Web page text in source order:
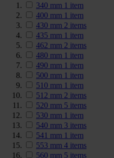
340 mm 1 item
400 mm 1 item
430 mm 2 items
435 mm 1 item
462 mm 2 items
480 mm 1 item
490 mm 1 item
500 mm 1 item
510 mm 1 item
512 mm 2 items
520 mm 5 items
530 mm 1 item
540 mm 3 items
541 mm 1 item
553 mm 4 items
560 mm 5 items